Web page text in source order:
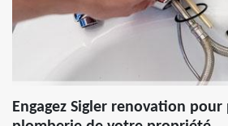
Engagez Sigler renovation